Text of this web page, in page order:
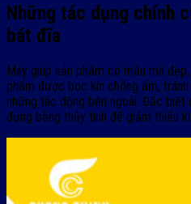
Những tác dụng chính
bát đĩa
Máy giúp sản phẩm có mẫu mã
phẩm được bọc kín chống ẩm,
những tác động bên ngoài. Đặc
đựng bằng thủy tinh để giảm thiểu